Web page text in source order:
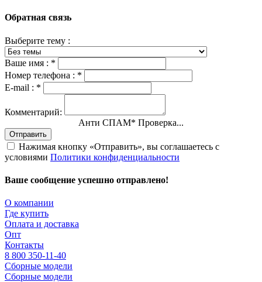
Обратная связь
Выберите тему :
Ваше имя : *
Номер телефона : *
E-mail : *
Комментарий:
Анти СПАМ* Проверка...
Отправить
Нажимая кнопку «Отправить», вы соглашаетесь с
условиями Политики конфиденциальности
Ваше сообщение успешно отправлено!
О компании
Где купить
Оплата и доставка
Опт
Контакты
8 800 350-11-40
Сборные модели
Сборные модели